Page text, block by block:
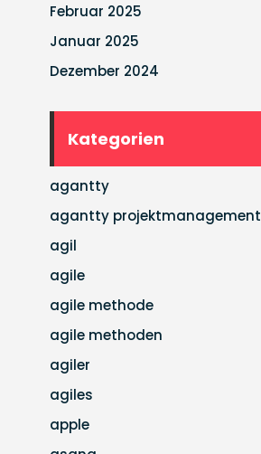
Februar 2025
Januar 2025
Dezember 2024
Kategorien
agantty
agantty projektmanagement
agil
agile
agile methode
agile methoden
agiler
agiles
apple